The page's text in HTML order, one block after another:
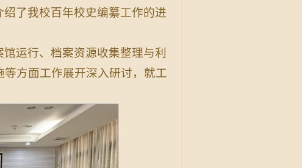
了我校百年校史编纂工作的进
运行、档案资源收集整理与利
方面工作展开深入研讨，就工